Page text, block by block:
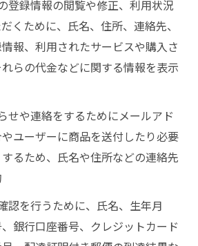
登録情報の閲覧や修正、利用状況
くために、氏名、住所、連絡先、
報、利用されたサービスや購入さ
らの代金などに関する情報を表示
せや連絡をするためにメールアド
ユーザーに商品を送付したり必要
るため、氏名や住所などの連絡先
認を行うために、氏名、生年月
銀行口座番号、クレジットカード